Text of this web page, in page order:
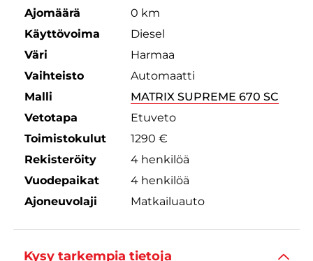
Ajomäärä
0 km
Käyttövoima
Diesel
Väri
Harmaa
Vaihteisto
Automaatti
Malli
MATRIX SUPREME 670 SC
Vetotapa
Etuveto
Toimistokulut
1290 €
Rekisteröity
4 henkilöä
Vuodepaikat
4 henkilöä
Ajoneuvolaji
Matkailuauto
Kysy tarkempia tietoja